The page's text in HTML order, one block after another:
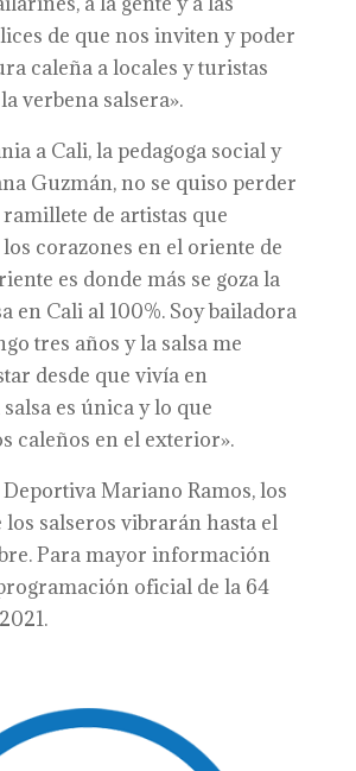
de que nos inviten y poder
caleña a locales y turistas
verbena salsera».
a Cali, la pedagoga social y
Guzmán, no se quiso perder
de artistas que
corazones en el oriente de
es donde más se goza la
en Cali al 100%. Soy bailadora
tres años y la salsa me
desde que vivía en
es única y lo que
caleños en el exterior».
Mariano Ramos, los
los salseros vibrarán hasta el
Para mayor información
oficial de la 64